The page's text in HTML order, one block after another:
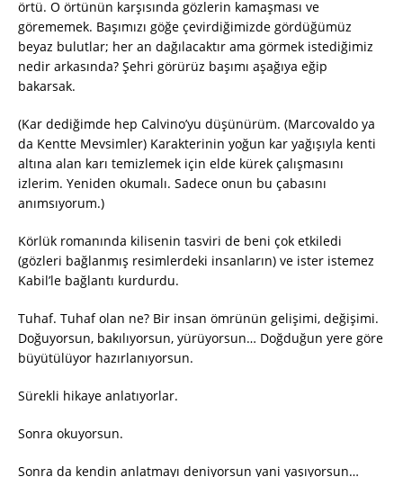
örtü. O örtünün karşısında gözlerin kamaşması ve
görememek. Başımızı göğe çevirdiğimizde gördüğümüz
beyaz bulutlar; her an dağılacaktır ama görmek istediğimiz
nedir arkasında? Şehri görürüz başımı aşağıya eğip
bakarsak.
(Kar dediğimde hep Calvino’yu düşünürüm. (Marcovaldo ya
da Kentte Mevsimler) Karakterinin yoğun kar yağışıyla kenti
altına alan karı temizlemek için elde kürek çalışmasını
izlerim. Yeniden okumalı. Sadece onun bu çabasını
anımsıyorum.)
Körlük romanında kilisenin tasviri de beni çok etkiledi
(gözleri bağlanmış resimlerdeki insanların) ve ister istemez
Kabil’le bağlantı kurdurdu.
Tuhaf. Tuhaf olan ne? Bir insan ömrünün gelişimi, değişimi.
Doğuyorsun, bakılıyorsun, yürüyorsun… Doğduğun yere göre
büyütülüyor hazırlanıyorsun.
Sürekli hikaye anlatıyorlar.
Sonra okuyorsun.
Sonra da kendin anlatmayı deniyorsun yani yaşıyorsun…